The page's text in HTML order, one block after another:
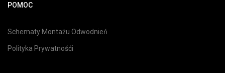
POMOC
Schematy Montażu Odwodnień
Polityka Prywatnośći